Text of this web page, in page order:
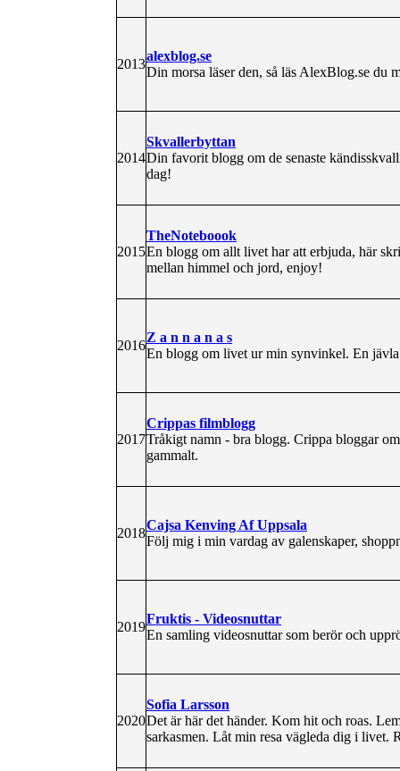
2013
alexblog.se
Din morsa läser den, så läs AlexBlog.se du
2014
Skvallerbyttan
Din favorit blogg om de senaste
dag!
2015
TheNoteboook
En blogg om allt livet har att erbjuda, här
mellan himmel och jord, enjoy!
2016
Z a n n a n a s
En blogg om livet ur min synvinkel. En
2017
Crippas filmblogg
Tråkigt namn - bra blogg. Crippa bloggar
gammalt.
2018
Cajsa Kenving Af Uppsala
Följ mig i min vardag av galenskaper,
2019
Fruktis - Videosnuttar
En samling videosnuttar som berör och
2020
Sofia Larsson
Det är här det händer. Kom hit och roas.
sarkasmen. Låt min resa vägleda dig i livet.